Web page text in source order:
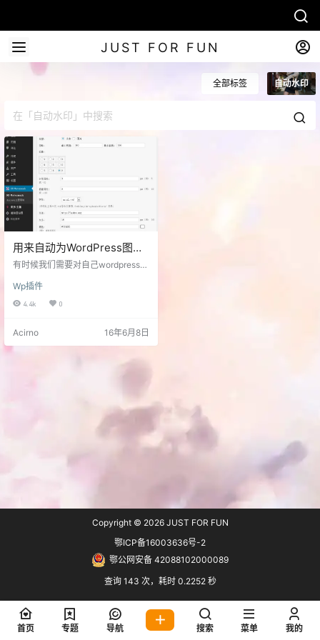
JUST FOR FUN
全部标签 自动水印
用来自动为WordPress图片
添加各种水印的插件-DX-
有时候我们需要对自己wordpress博
是自己本地一张张ps或者其他软件
加又太麻烦加，这时候我们就可以
该插件后启用即可，可以自由设置
文字和图片水印，图片格式建议使
Wp插件
4.4k 0
Acirno 16年6月8日
Copyright © 2026JUST FOR FUN
鄂ICP备16003636号-2
鄂公网安备 42088102000089
查询 143 次，耗时 0.2252 秒
首页 专题 导航 搜索 菜单 我的